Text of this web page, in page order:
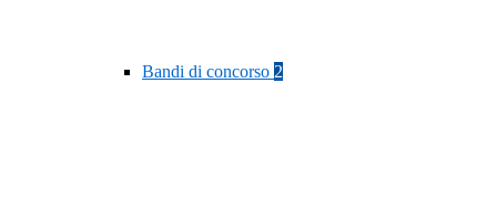
Bandi di concorso 2